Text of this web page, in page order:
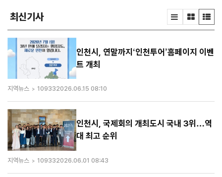
최신기사
인천시, 연말까지‘인천투어’홈페이지 이벤
트 개최
지역뉴스 109332026.06.15 08:10
인천시, 국제회의 개최도시 국내 3위…역
대 최고 순위
지역뉴스 109332026.06.01 08:43